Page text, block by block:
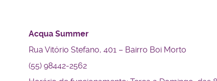
Acqua Summer
Rua Vitório Stefano, 401 – Bairro Boi Morto
(55) 98442-2562